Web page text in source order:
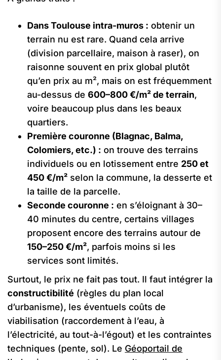
Dans Toulouse intra-muros : obtenir un
terrain nu est rare. Quand cela arrive
(division parcellaire, maison à raser), on
raisonne souvent en prix global plutôt
qu’en prix au m², mais on est fréquemment
au-dessus de 600–800 €/m² de terrain,
voire beaucoup plus dans les beaux
quartiers.
Première couronne (Blagnac, Balma,
Colomiers, etc.) : on trouve des terrains
individuels ou en lotissement entre 250 et
450 €/m² selon la commune, la desserte et
la taille de la parcelle.
Seconde couronne : en s’éloignant à 30–
40 minutes du centre, certains villages
proposent encore des terrains autour de
150–250 €/m², parfois moins si les
services sont limités.
Surtout, le prix ne fait pas tout. Il faut intégrer la
constructibilité (règles du plan local
d’urbanisme), les éventuels coûts de
viabilisation (raccordement à l’eau, à
l’électricité, au tout-à-l’égout) et les contraintes
techniques (pente, sol). Le Géoportail de